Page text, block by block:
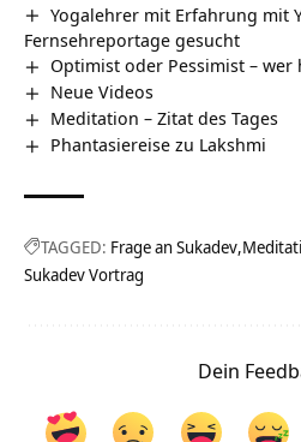
Yogalehrer mit Erfahrung mit
Fernsehreportage gesucht
Optimist oder Pessimist – wer
Neue Videos
Meditation – Zitat des Tages
Phantasiereise zu Lakshmi
TAGGED: Frage an Sukadev
Sukadev Vortrag
Dein